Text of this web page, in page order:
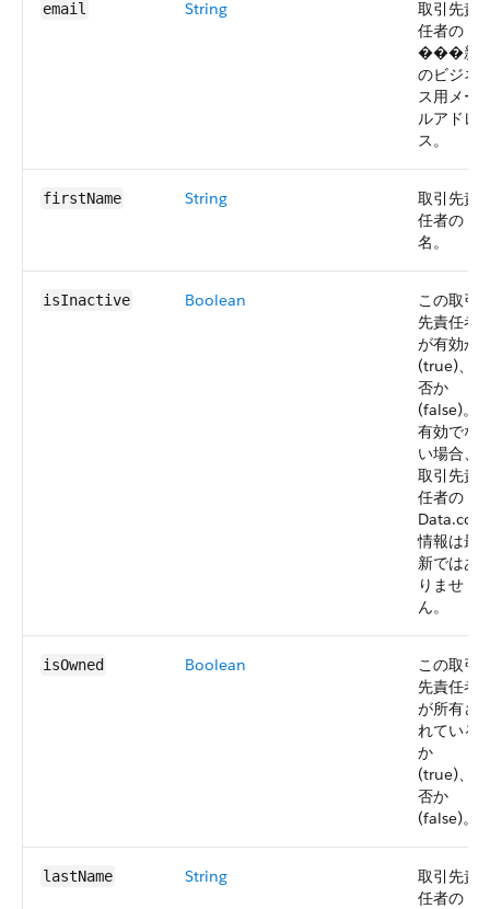
email String
取引先責
任者の
���新
のビジネ
ス用メー
ルアドレ
ス。
firstName String
取引先責
任者の
名。
isInactive Boolean
この取引
先責任者
が有効か
(true)、
否か
(false)。
有効でな
い場合、
取引先責
任者の
Data.com
情報は最
新ではあ
りませ
ん。
isOwned Boolean
この取引
先責任者
が所有さ
れている
か
(true)、
否か
(false)。
lastName String
取引先責
任者の